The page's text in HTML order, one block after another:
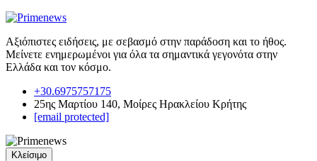
Αξιόπιστες ειδήσεις, με σεβασμό στην παράδοση και το ήθος.
Μείνετε ενημερωμένοι για όλα τα σημαντικά γεγονότα στην
Ελλάδα και τον κόσμο.
+30.6975757175
25ης Μαρτίου 140, Μοίρες Ηρακλείου Κρήτης
[email protected]
Κλείσιμο